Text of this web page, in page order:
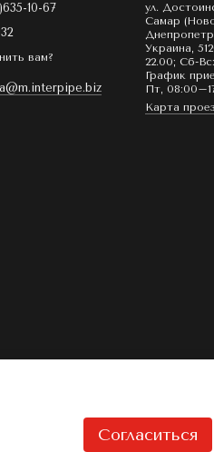
10-67
вам?
ул.
Самар
Украина,
22.00; Сб-
График
Пт,
Карта
Согласиться